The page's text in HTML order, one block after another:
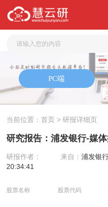
当前位置：首页 > 研报详细页
研究报告：浦发银行-媒
研报作者： 来自：浦发银
20:34:41
股票名称 股票代码